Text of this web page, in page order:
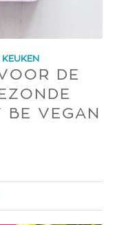
KEUKEN
DE
BE VEGAN